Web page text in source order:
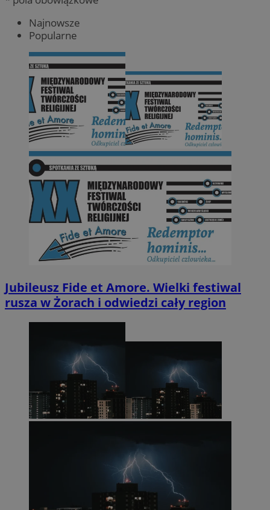
Najnowsze
Popularne
Jubileusz Fide et Amore. Wielki festiwal
rusza w Żorach i odwiedzi cały region